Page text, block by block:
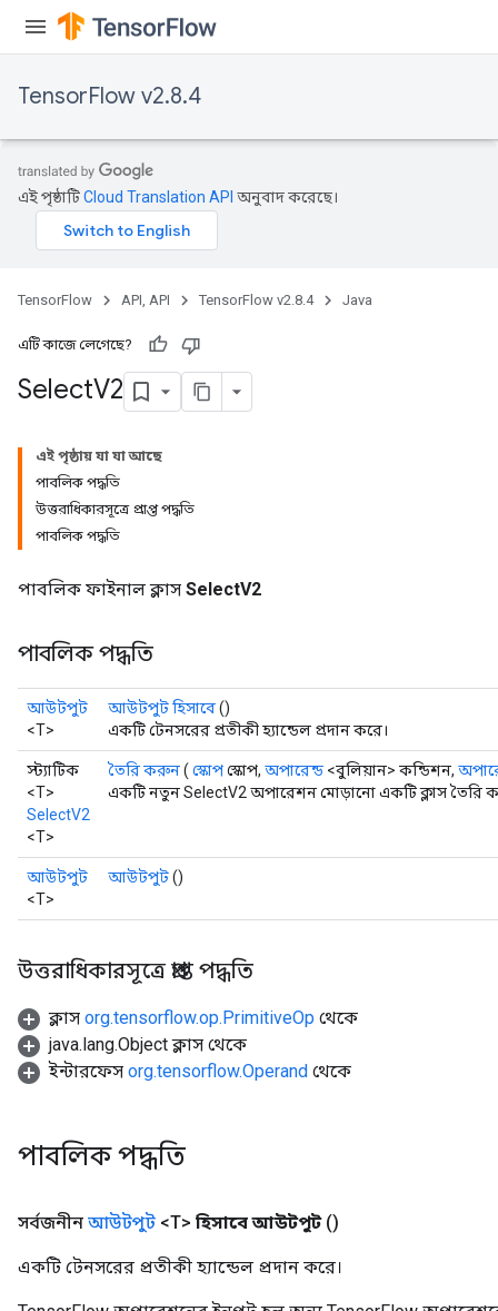
TensorFlow v2.8.4
এই পৃষ্ঠাটিCloud Translation API অনুবাদ করেছে।
TensorFlow API, API TensorFlow v2.8.4 Java
এটি কাজে লেগেছে?
SelectV2
এই পৃষ্ঠায় যা যা আছে
পাবলিক পদ্ধতি
উত্তরাধিকারসূত্রে প্রাপ্ত পদ্ধতি
পাবলিক পদ্ধতি
পাবলিক ফাইনাল ক্লাস SelectV2
পাবলিক পদ্ধতি
আউটপুট
<T>
আউটপুট হিসাবে()
একটি টেনসরের প্রতীকী হ্যান্ডেল প্রদান করে।
স্ট্যাটিক
<T>
SelectV2
<T>
তৈরি করুন( স্কোপস্কোপ, অপারেন্ড <বুলিয়ান> কন্ডিশন,
একটি নতুন SelectV2 অপারেশন মোড়ানো একটি ক্লাস তৈরি
আউটপুট
<T>
আউটপুট()
উত্তরাধিকারসূত্রে প্রাপ্ত পদ্ধতি
ক্লাস org.tensorflow.op.PrimitiveOp থেকে
java.lang.Object ক্লাস থেকে
ইন্টারফেস org.tensorflow.Operand থেকে
পাবলিক পদ্ধতি
সর্বজনীন আউটপুট <T> হিসাবে আউটপুট ()
একটি টেনসরের প্রতীকী হ্যান্ডেল প্রদান করে।